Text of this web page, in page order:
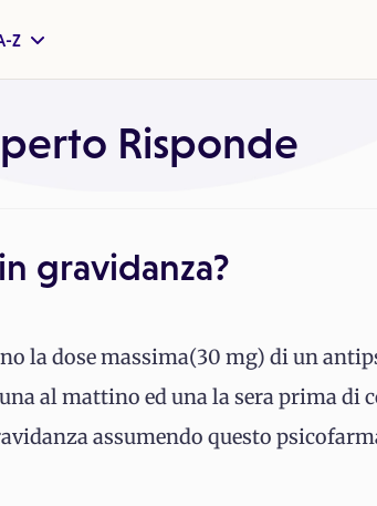
Z
Risponde
gravidanza?
la dose massima(30 mg) di un
al mattino ed una la sera prima di
assumendo questo